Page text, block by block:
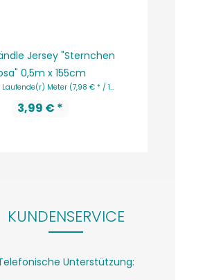
Jersey "Sternchen
0,5m x 155cm
Laufende(r) Meter (7,98 € * / 1 Laufende(r) Meter)
3,99 € *
KUNDENSERVICE
Unterstützung: